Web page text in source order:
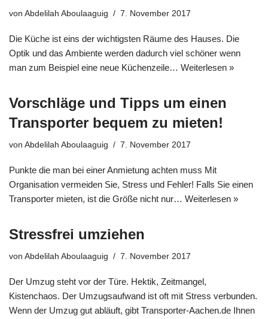
von Abdelilah Aboulaaguig 7. November 2017
Die Küche ist eins der wichtigsten Räume des Hauses. Die
Optik und das Ambiente werden dadurch viel schöner wenn
man zum Beispiel eine neue Küchenzeile… Weiterlesen »
Vorschläge und Tipps um einen
Transporter bequem zu mieten!
von Abdelilah Aboulaaguig 7. November 2017
Punkte die man bei einer Anmietung achten muss Mit
Organisation vermeiden Sie, Stress und Fehler! Falls Sie einen
Transporter mieten, ist die Größe nicht nur… Weiterlesen »
Stressfrei umziehen
von Abdelilah Aboulaaguig 7. November 2017
Der Umzug steht vor der Türe. Hektik, Zeitmangel,
Kistenchaos. Der Umzugsaufwand ist oft mit Stress verbunden.
Wenn der Umzug gut abläuft, gibt Transporter-Aachen.de Ihnen